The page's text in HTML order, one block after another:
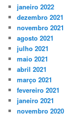
janeiro 2022
dezembro 2021
novembro 2021
agosto 2021
julho 2021
maio 2021
abril 2021
março 2021
fevereiro 2021
janeiro 2021
novembro 2020